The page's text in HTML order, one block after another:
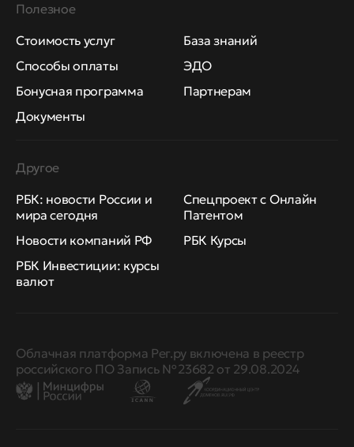
Полезное
Стоимость услуг
Способы оплаты
Бонусная программа
Документы
База знаний
ЭДО
Партнерам
Другое
РБК: новости России и
мира сегодня
Новости компаний РФ
РБК Инвестиции: курсы
валют
Спецпроект с Онлайн
Патентом
РБК Курсы
Облачная платформа Рег.ру включена в реестр
российского ПО Запись № 23682 от 29.08.2024